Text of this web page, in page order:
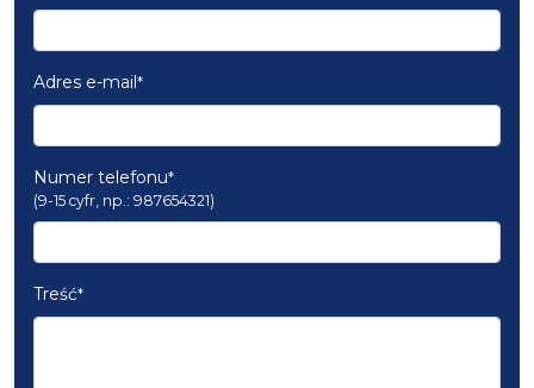
Adres e-mail*
Numer telefonu*
(9-15 cyfr, np.: 987654321)
Treść*